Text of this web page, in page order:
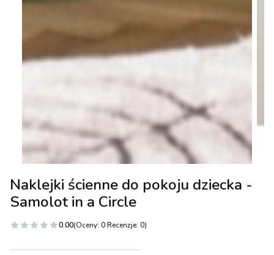
Naklejki ścienne do pokoju dziecka -
Samolot in a Circle
0.00(Oceny: 0 Recenzje: 0)